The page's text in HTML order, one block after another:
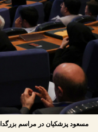
مسعود پزشکیان در مراسم بزرگداشت